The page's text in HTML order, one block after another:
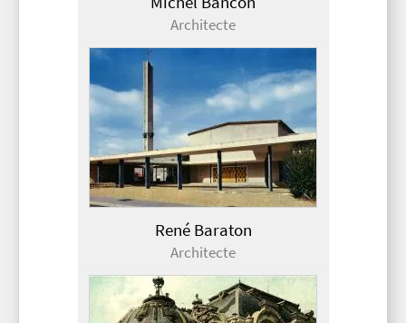
Architecte
René Baraton
Architecte